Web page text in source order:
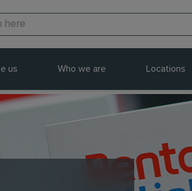
us Who we are Locations